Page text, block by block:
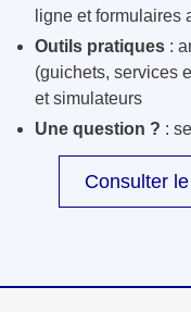
ligne et formulaires
Outils pratiques :
(guichets, services
et simulateurs
Une question ? :
Consulter